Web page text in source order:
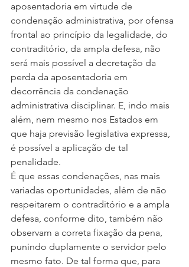
aposentadoria em virtude de
condenação administrativa, por ofensa
frontal ao princípio da legalidade, do
contraditório, da ampla defesa, não
será mais possível a decretação da
perda da aposentadoria em
decorrência da condenação
administrativa disciplinar. E, indo mais
além, nem mesmo nos Estados em
que haja previsão legislativa expressa,
é possível a aplicação de tal
penalidade.
É que essas condenações, nas mais
variadas oportunidades, além de não
respeitarem o contraditório e a ampla
defesa, conforme dito, também não
observam a correta fixação da pena,
punindo duplamente o servidor pelo
mesmo fato. De tal forma que, para